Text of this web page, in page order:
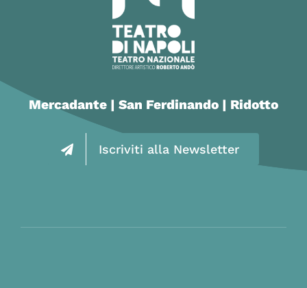
Mercadante | San Ferdinando | Ridotto
Iscriviti alla Newsletter